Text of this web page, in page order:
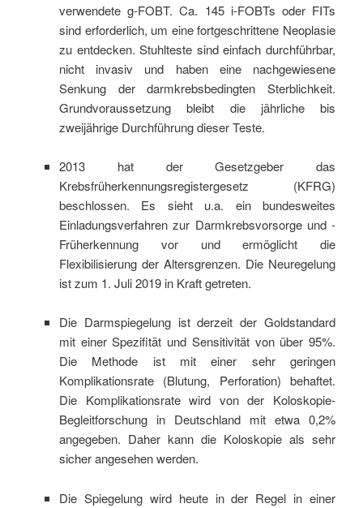
verwendete g-FOBT. Ca. 145 i-FOBTs oder FITs
sind erforderlich, um eine fortgeschrittene Neoplasie
zu entdecken. Stuhlteste sind einfach durchführbar,
nicht invasiv und haben eine nachgewiesene
Senkung der darmkrebsbedingten Sterblichkeit.
Grundvoraussetzung bleibt die jährliche bis
zweijährige Durchführung dieser Teste.
2013 hat der Gesetzgeber das
Krebsfrüherkennungsregistergesetz (KFRG)
beschlossen. Es sieht u.a. ein bundesweites
Einladungsverfahren zur Darmkrebsvorsorge und -
Früherkennung vor und ermöglicht die
Flexibilisierung der Altersgrenzen. Die Neuregelung
ist zum 1. Juli 2019 in Kraft getreten.
Die Darmspiegelung ist derzeit der Goldstandard
mit einer Spezifität und Sensitivität von über 95%.
Die Methode ist mit einer sehr geringen
Komplikationsrate (Blutung, Perforation) behaftet.
Die Komplikationsrate wird von der Koloskopie-
Begleitforschung in Deutschland mit etwa 0,2%
angegeben. Daher kann die Koloskopie als sehr
sicher angesehen werden.
Die Spiegelung wird heute in der Regel in einer